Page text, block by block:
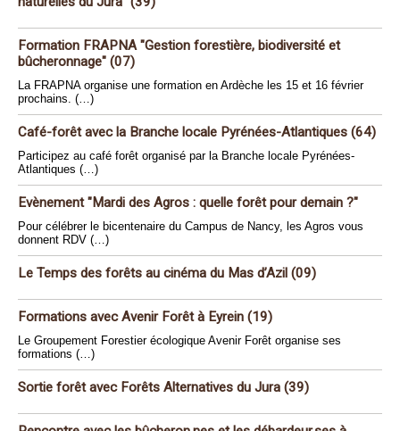
Formation FRAPNA "Gestion forestière, biodiversité et
bûcheronnage" (07)
La FRAPNA organise une formation en Ardèche les 15 et 16 février
prochains. (…)
Café-forêt avec la Branche locale Pyrénées-Atlantiques (64)
Participez au café forêt organisé par la Branche locale Pyrénées-
Atlantiques (…)
Evènement "Mardi des Agros : quelle forêt pour demain ?"
Pour célébrer le bicentenaire du Campus de Nancy, les Agros vous
donnent RDV (…)
Le Temps des forêts au cinéma du Mas d’Azil (09)
Formations avec Avenir Forêt à Eyrein (19)
Le Groupement Forestier écologique Avenir Forêt organise ses
formations (…)
Sortie forêt avec Forêts Alternatives du Jura (39)